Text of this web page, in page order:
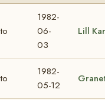
1982-
06-
03
Lill
1982-
05-12